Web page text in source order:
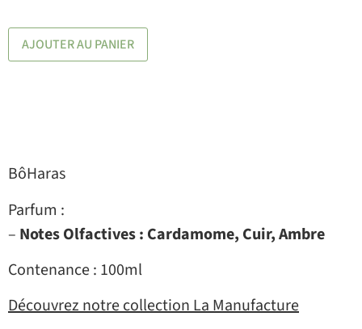
AJOUTER AU PANIER
BôHaras
Parfum :
– Notes Olfactives : Cardamome, Cuir, Ambre
Contenance : 100ml
Découvrez notre collection La Manufacture